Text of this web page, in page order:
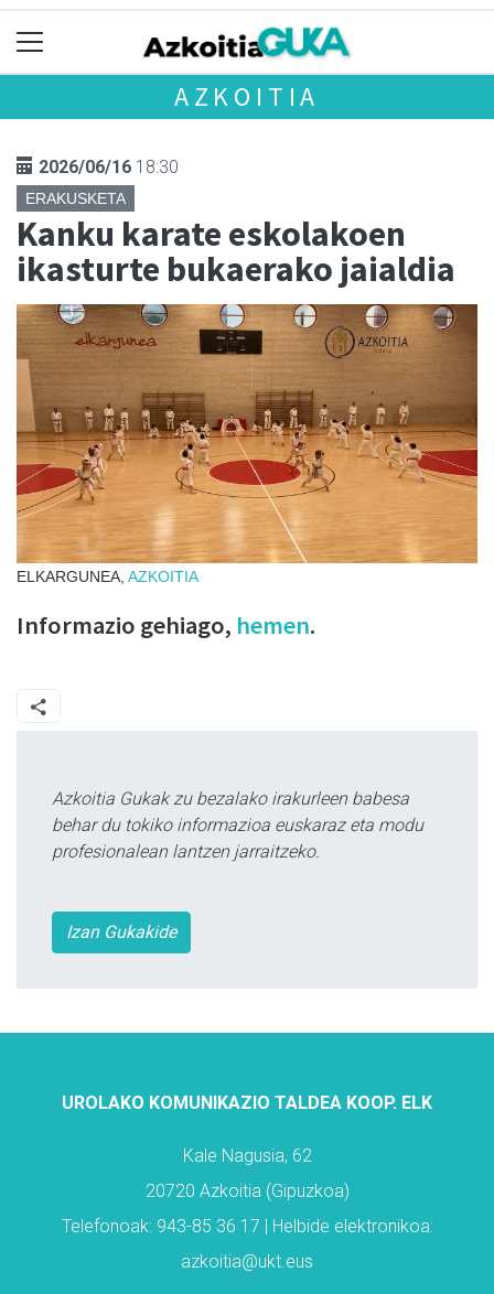
AZKOITIA
2026/06/16 18:30
ERAKUSKETA
Kanku karate eskolakoen
ikasturte bukaerako jaialdia
ELKARGUNEA, AZKOITIA
Informazio gehiago, hemen.
Azkoitia Gukak zu bezalako irakurleen babesa
behar du tokiko informazioa euskaraz eta modu
profesionalean lantzen jarraitzeko.
Izan Gukakide
UROLAKO KOMUNIKAZIO TALDEA KOOP. ELK
Kale Nagusia, 62
20720 Azkoitia (Gipuzkoa)
Telefonoak: 943-85 36 17 | Helbide elektronikoa:
azkoitia@ukt.eus